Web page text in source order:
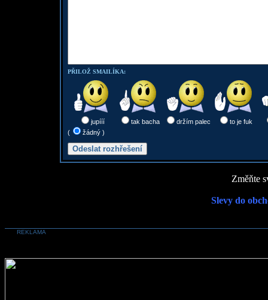
PŘILOŽ SMAILÍKA:
jupííí tak bacha držím palec
to je fuk
(
žádný )
Změňte
Slevy do
REKLAMA